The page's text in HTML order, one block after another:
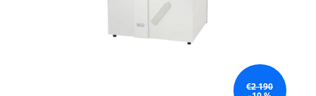
€2 190